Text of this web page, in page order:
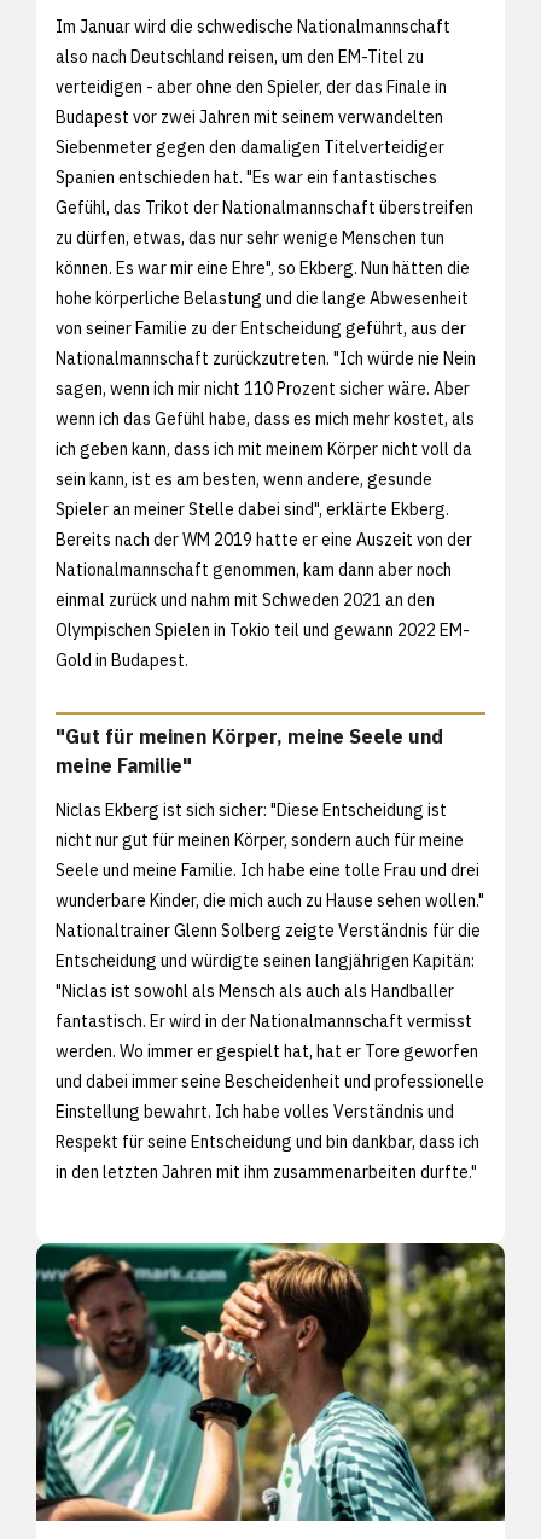
Im Januar wird die schwedische Nationalmannschaft
also nach Deutschland reisen, um den EM-Titel zu
verteidigen - aber ohne den Spieler, der das Finale in
Budapest vor zwei Jahren mit seinem verwandelten
Siebenmeter gegen den damaligen Titelverteidiger
Spanien entschieden hat. "Es war ein fantastisches
Gefühl, das Trikot der Nationalmannschaft überstreifen
zu dürfen, etwas, das nur sehr wenige Menschen tun
können. Es war mir eine Ehre", so Ekberg. Nun hätten die
hohe körperliche Belastung und die lange Abwesenheit
von seiner Familie zu der Entscheidung geführt, aus der
Nationalmannschaft zurückzutreten. "Ich würde nie Nein
sagen, wenn ich mir nicht 110 Prozent sicher wäre. Aber
wenn ich das Gefühl habe, dass es mich mehr kostet, als
ich geben kann, dass ich mit meinem Körper nicht voll da
sein kann, ist es am besten, wenn andere, gesunde
Spieler an meiner Stelle dabei sind", erklärte Ekberg.
Bereits nach der WM 2019 hatte er eine Auszeit von der
Nationalmannschaft genommen, kam dann aber noch
einmal zurück und nahm mit Schweden 2021 an den
Olympischen Spielen in Tokio teil und gewann 2022 EM-
Gold in Budapest.
"Gut für meinen Körper, meine Seele und
meine Familie"
Niclas Ekberg ist sich sicher: "Diese Entscheidung ist
nicht nur gut für meinen Körper, sondern auch für meine
Seele und meine Familie. Ich habe eine tolle Frau und drei
wunderbare Kinder, die mich auch zu Hause sehen wollen."
Nationaltrainer Glenn Solberg zeigte Verständnis für die
Entscheidung und würdigte seinen langjährigen Kapitän:
"Niclas ist sowohl als Mensch als auch als Handballer
fantastisch. Er wird in der Nationalmannschaft vermisst
werden. Wo immer er gespielt hat, hat er Tore geworfen
und dabei immer seine Bescheidenheit und professionelle
Einstellung bewahrt. Ich habe volles Verständnis und
Respekt für seine Entscheidung und bin dankbar, dass ich
in den letzten Jahren mit ihm zusammenarbeiten durfte."